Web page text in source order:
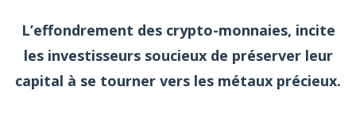
L’effondrement des crypto-monnaies, incite
les investisseurs soucieux de préserver leur
capital à se tourner vers les métaux précieux.